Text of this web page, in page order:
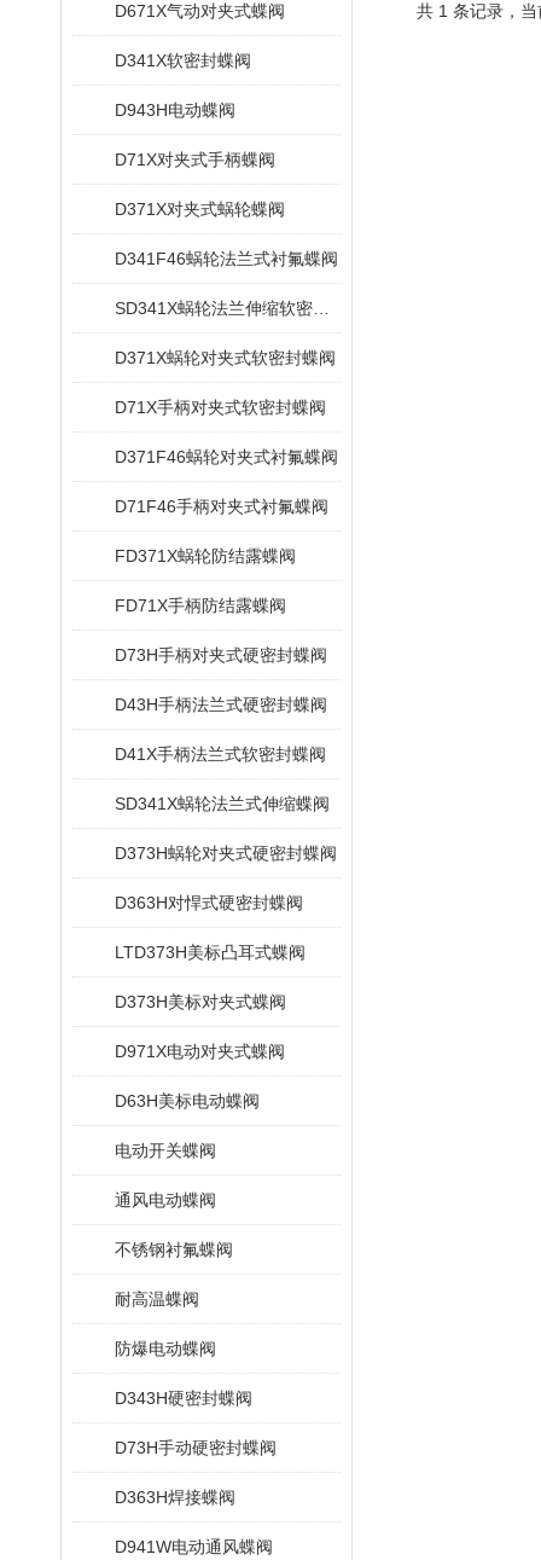
D671X气动对夹式蝶阀
D341X软密封蝶阀
D943H电动蝶阀
D71X对夹式手柄蝶阀
D371X对夹式蜗轮蝶阀
D341F46蜗轮法兰式衬氟蝶阀
D371X蜗轮对夹式软密封蝶阀
D71X手柄对夹式软密封蝶阀
D371F46蜗轮对夹式衬氟蝶阀
D71F46手柄对夹式衬氟蝶阀
FD371X蜗轮防结露蝶阀
FD71X手柄防结露蝶阀
D73H手柄对夹式硬密封蝶阀
D43H手柄法兰式硬密封蝶阀
D41X手柄法兰式软密封蝶阀
SD341X蜗轮法兰式伸缩蝶阀
D373H蜗轮对夹式硬密封蝶阀
D363H对悍式硬密封蝶阀
LTD373H美标凸耳式蝶阀
D373H美标对夹式蝶阀
D971X电动对夹式蝶阀
D63H美标电动蝶阀
电动开关蝶阀
通风电动蝶阀
不锈钢衬氟蝶阀
耐高温蝶阀
防爆电动蝶阀
D343H硬密封蝶阀
D73H手动硬密封蝶阀
D363H焊接蝶阀
D941W电动通风蝶阀
共 1 条记录，